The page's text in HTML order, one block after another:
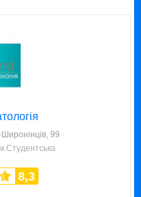
Широнінців, 99
м.Студентська
8,3